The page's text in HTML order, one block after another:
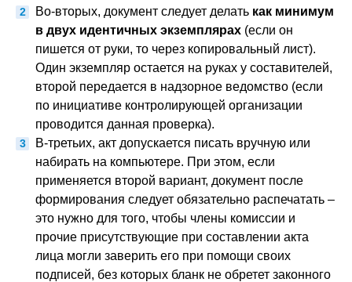
Во-вторых, документ следует делать как минимум
в двух идентичных экземплярах (если он
пишется от руки, то через копировальный лист).
Один экземпляр остается на руках у составителей,
второй передается в надзорное ведомство (если
по инициативе контролирующей организации
проводится данная проверка).
В-третьих, акт допускается писать вручную или
набирать на компьютере. При этом, если
применяется второй вариант, документ после
формирования следует обязательно распечатать –
это нужно для того, чтобы члены комиссии и
прочие присутствующие при составлении акта
лица могли заверить его при помощи своих
подписей, без которых бланк не обретет законного